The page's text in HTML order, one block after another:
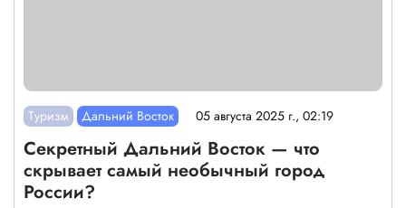
Туризм Дальний Восток 05 августа 2025 г., 02:19
Секретный Дальний Восток — что
скрывает самый необычный город
России?